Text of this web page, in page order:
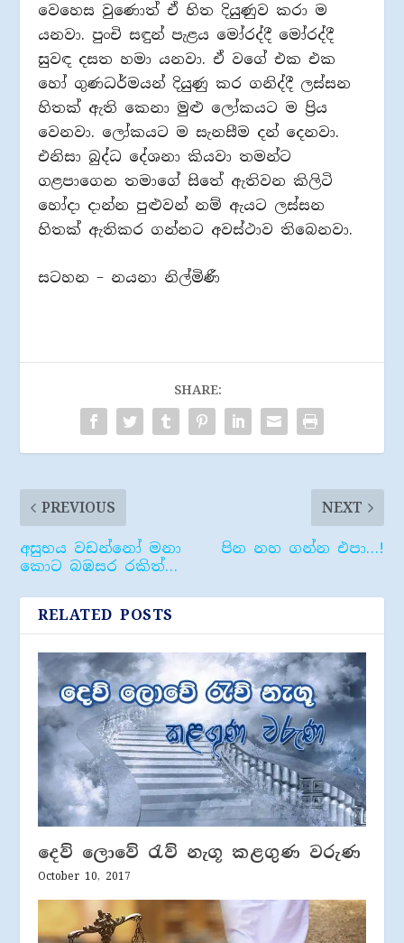
වෙහෙස වුණොත් ඒ හිත දියුණුව කරා ම
යනවා. පුංචි සඳුන් පැළය මෝරද්දී මෝරද්දී
සුවඳ දසත හමා යනවා. ඒ වගේ එක එක
හෝ ගුණධර්මයන් දියුණු කර ගනිද්දී ලස්සන
හිතක් ඇති කෙනා මුළු ලෝකයට ම ප්‍රිය
වෙනවා. ලෝකයට ම සැනසීම දන් දෙනවා.
එනිසා බුද්ධ දේශනා කියවා තමන්ට
ගළපාගෙන තමාගේ සිතේ ඇතිවන කිලිටි
හෝදා දාන්න පුළුවන් නම් ඇයට ලස්සන
හිතක් ඇතිකර ගන්නට අවස්ථාව තිබෙනවා.
සටහන – නයනා නිල්මිණී
SHARE:
PREVIOUS
අසුභය වඩන්නෝ මනා
කොට බඹසර රකිත්…
NEXT
පින නහ ගන්න එපා…!
RELATED POSTS
දෙව් ලොවේ රැව් නැගූ කළගුණ වරුණ
October 10, 2017